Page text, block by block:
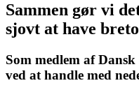
Sammen gør vi
sjovt at have
Som medlem af
ved at handle med